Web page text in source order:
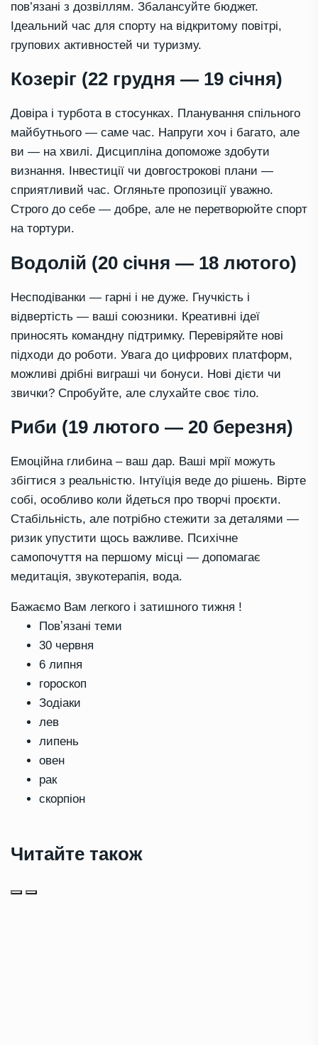
пов’язані з дозвіллям. Збалансуйте бюджет.
Ідеальний час для спорту на відкритому повітрі,
групових активностей чи туризму.
Козеріг (22 грудня — 19 січня)
Довіра і турбота в стосунках. Планування спільного
майбутнього — саме час. Напруги хоч і багато, але
ви — на хвилі. Дисципліна допоможе здобути
визнання. Інвестиції чи довгострокові плани —
сприятливий час. Огляньте пропозиції уважно.
Строго до себе — добре, але не перетворюйте спорт
на тортури.
Водолій (20 січня — 18 лютого)
Несподіванки — гарні і не дуже. Гнучкість і
відвертість — ваші союзники. Креативні ідеї
приносять командну підтримку. Перевіряйте нові
підходи до роботи. Увага до цифрових платформ,
можливі дрібні виграші чи бонуси. Нові дієти чи
звички? Спробуйте, але слухайте своє тіло.
Риби (19 лютого — 20 березня)
Емоційна глибина – ваш дар. Ваші мрії можуть
збігтися з реальністю. Інтуїція веде до рішень. Вірте
собі, особливо коли йдеться про творчі проєкти.
Стабільність, але потрібно стежити за деталями —
ризик упустити щось важливе. Психічне
самопочуття на першому місці — допомагає
медитація, звукотерапія, вода.
Бажаємо Вам легкого і затишного тижня !
Повʼязані теми
30 червня
6 липня
гороскоп
Зодіаки
лев
липень
овен
рак
скорпіон
Читайте також